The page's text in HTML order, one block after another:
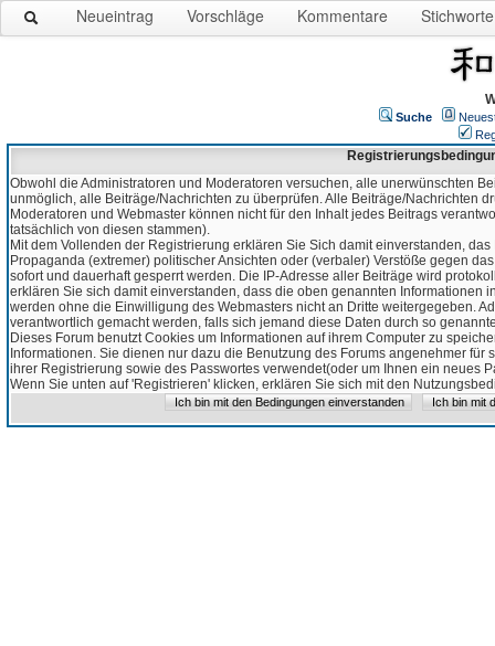
Neueintrag Vorschläge Kommentare Stichworte
Suche
Obwohl die Administratoren und Moderatoren versuchen, alle unerwünschten
unmöglich, alle Beiträge/Nachrichten zu überprüfen. Alle Beiträge/Nachrichten
Moderatoren und Webmaster können nicht für den Inhalt jedes Beitrags
tatsächlich von diesen stammen).
Mit dem Vollenden der Registrierung erklären Sie Sich damit einverstanden,
Propaganda (extremer) politischer Ansichten oder (verbaler) Verstöße gegen
sofort und dauerhaft gesperrt werden. Die IP-Adresse aller Beiträge wird
erklären Sie sich damit einverstanden, dass die oben genannten Informationen
werden ohne die Einwilligung des Webmasters nicht an Dritte weitergegeben.
verantwortlich gemacht werden, falls sich jemand diese Daten durch so
Dieses Forum benutzt Cookies um Informationen auf ihrem Computer zu
Informationen. Sie dienen nur dazu die Benutzung des Forums angenehmer
ihrer Registrierung sowie des Passwortes verwendet(oder um Ihnen ein neues
Wenn Sie unten auf 'Registrieren' klicken, erklären Sie sich mit den